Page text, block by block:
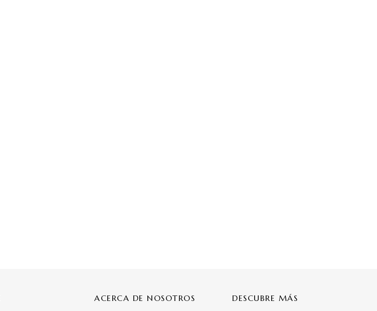
ACERCA DE NOSOTROS DESCUBRE MÁS